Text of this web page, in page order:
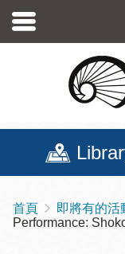
至
導
首頁
即將有的活
Performance: